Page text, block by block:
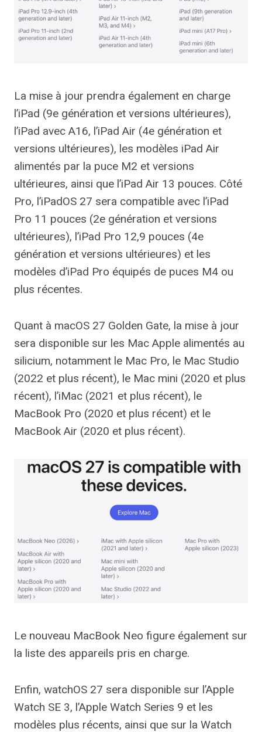
La mise à jour prendra également en charge
l’iPad (9e génération et versions ultérieures),
l’iPad avec A16, l’iPad Air (4e génération et
versions ultérieures), les modèles iPad Air
alimentés par la puce M2 et versions
ultérieures, ainsi que l’iPad Air 13 pouces. Côté
Pro, l’iPadOS 27 sera compatible avec l’iPad
Pro 11 pouces (2e génération et versions
ultérieures), l’iPad Pro 12,9 pouces (4e
génération et versions ultérieures) et les
modèles d’iPad Pro équipés de puces M4 ou
plus récentes.
Quant à macOS 27 Golden Gate, la mise à jour
sera disponible sur les Mac Apple alimentés au
silicium, notamment le Mac Pro, le Mac Studio
(2022 et plus récent), le Mac mini (2020 et plus
récent), l’iMac (2021 et plus récent), le
MacBook Pro (2020 et plus récent) et le
MacBook Air (2020 et plus récent).
Le nouveau MacBook Neo figure également sur
la liste des appareils pris en charge.
Enfin, watchOS 27 sera disponible sur l’Apple
Watch SE 3, l’Apple Watch Series 9 et les
modèles plus récents, ainsi que sur la Watch